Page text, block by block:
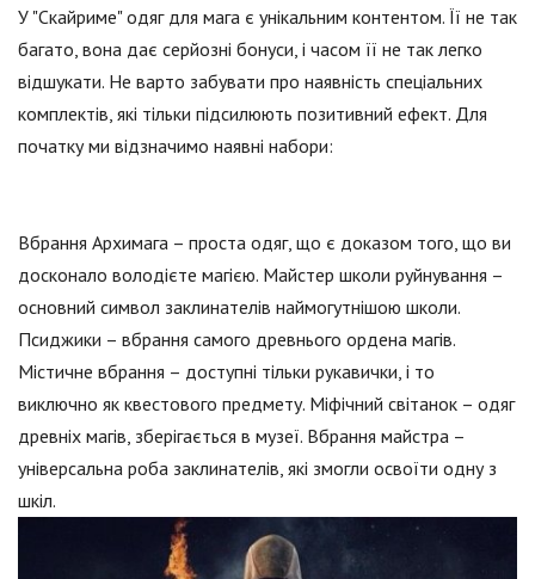
У "Скайриме" одяг для мага є унікальним контентом. Її не так
багато, вона дає серйозні бонуси, і часом її не так легко
відшукати. Не варто забувати про наявність спеціальних
комплектів, які тільки підсилюють позитивний ефект. Для
початку ми відзначимо наявні набори:
Вбрання Архимага – проста одяг, що є доказом того, що ви
досконало володієте магією. Майстер школи руйнування –
основний символ заклинателів наймогутнішою школи.
Псиджики – вбрання самого древнього ордена магів.
Містичне вбрання – доступні тільки рукавички, і то
виключно як квестового предмету. Міфічний світанок – одяг
древніх магів, зберігається в музеї. Вбрання майстра –
універсальна роба заклинателів, які змогли освоїти одну з
шкіл.